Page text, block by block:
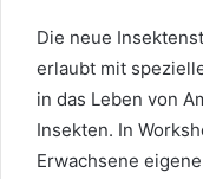
Die neue
erlaubt mit
in das Leben von
Insekten. In
Erwachsene